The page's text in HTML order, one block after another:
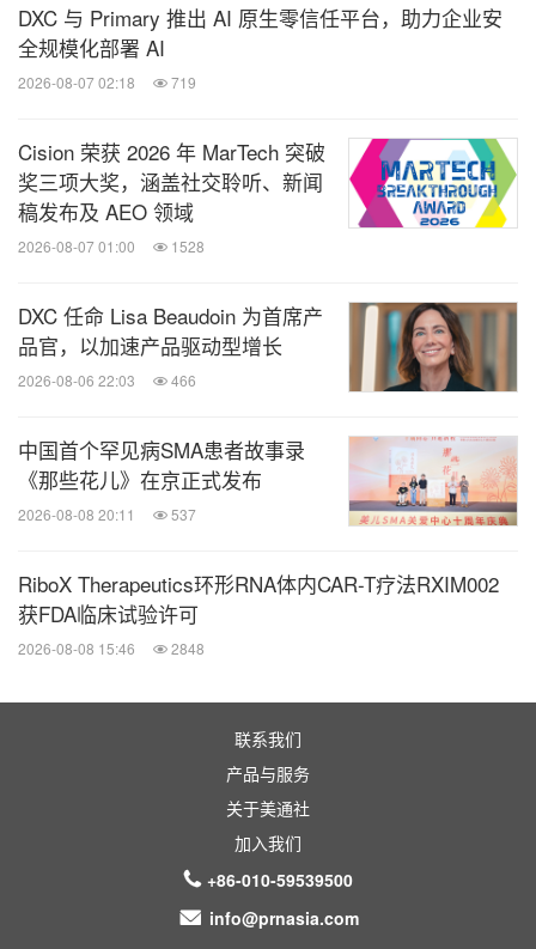
DXC 与 Primary 推出 AI 原生零信任平台，助力企业安
全规模化部署 AI
2026-08-07 02:18 719
Cision 荣获 2026 年 MarTech 突破
奖三项大奖，涵盖社交聆听、新闻
稿发布及 AEO 领域
2026-08-07 01:00 1528
DXC 任命 Lisa Beaudoin 为首席产
品官，以加速产品驱动型增长
2026-08-06 22:03 466
中国首个罕见病SMA患者故事录
《那些花儿》在京正式发布
2026-08-08 20:11 537
RiboX Therapeutics环形RNA体内CAR-T疗法RXIM002
获FDA临床试验许可
2026-08-08 15:46 2848
联系我们
产品与服务
关于美通社
加入我们
+86-010-59539500
info@prnasia.com